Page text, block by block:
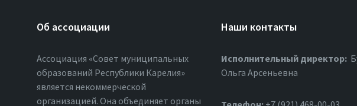
Об ассоциации
Ассоциация «Совет муниципальных
образований Республики Карелия»
является некоммерческой
организацией. Она объединяет органы
Наши контакты
Исполнительный директор:
Ольга Арсеньевна